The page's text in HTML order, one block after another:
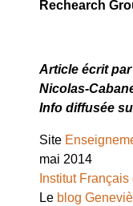
Rechearch
Article écrit
Nicolas-
Info diffusée
Site
mai 2014
Institut
Le blog